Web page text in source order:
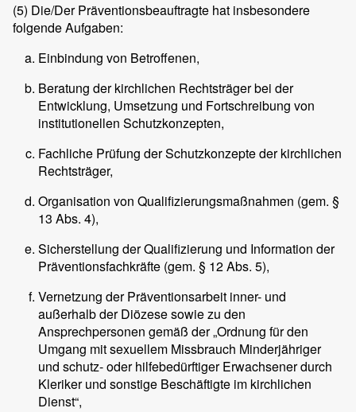
(5) Die/Der Präventionsbeauftragte hat insbesondere
folgende Aufgaben:
Einbindung von Betroffenen,
Beratung der kirchlichen Rechtsträger bei der
Entwicklung, Umsetzung und Fortschreibung von
institutionellen Schutzkonzepten,
Fachliche Prüfung der Schutzkonzepte der kirchlichen
Rechtsträger,
Organisation von Qualifizierungsmaßnahmen (gem. §
13 Abs. 4),
Sicherstellung der Qualifizierung und Information der
Präventionsfachkräfte (gem. § 12 Abs. 5),
Vernetzung der Präventionsarbeit inner- und
außerhalb der Diözese sowie zu den
Ansprechpersonen gemäß der „Ordnung für den
Umgang mit sexuellem Missbrauch Minderjähriger
und schutz- oder hilfebedürftiger Erwachsener durch
Kleriker und sonstige Beschäftigte im kirchlichen
Dienst“,